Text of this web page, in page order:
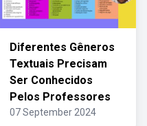
Diferentes Gêneros
Textuais Precisam
Ser Conhecidos
Pelos Professores
07 September 2024